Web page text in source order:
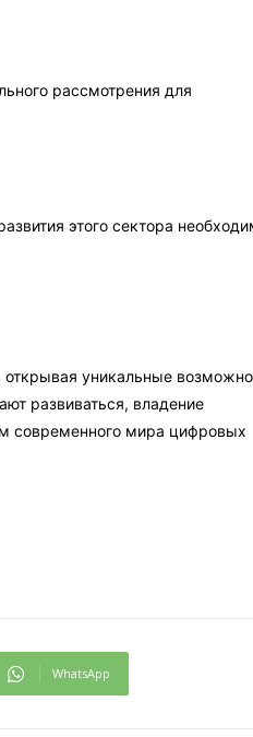
рассмотрения для
этого сектора
открывая уникальные
развиваться, владение
современного мира цифровых
WhatsApp